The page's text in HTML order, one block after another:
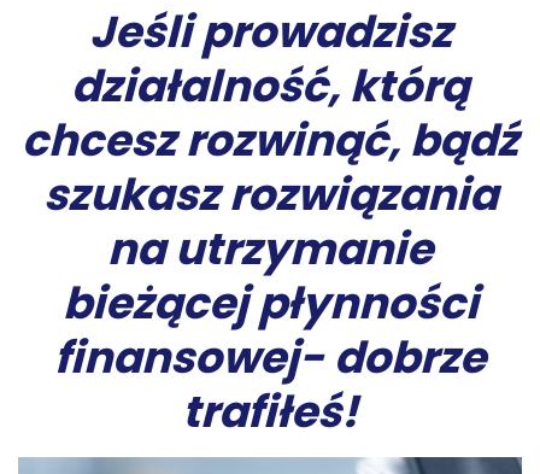
Jeśli prowadzisz
działalność, którą
chcesz rozwinąć, bądź
szukaszrozwiązania
na utrzymanie
bieżącej płynności
finansowej- dobrze
trafiłeś!